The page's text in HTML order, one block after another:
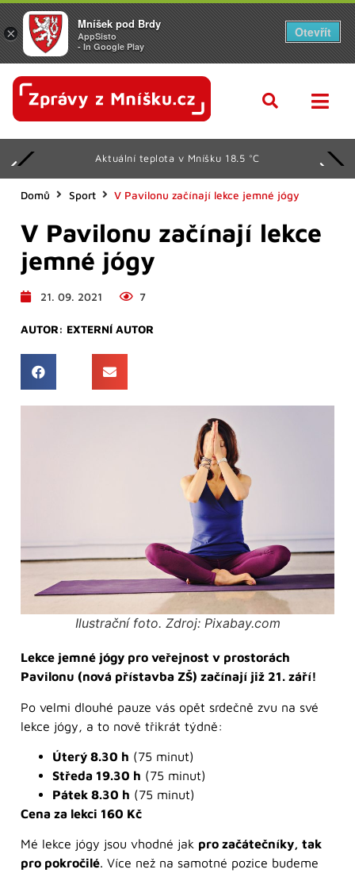
Aktuální teplota v Mníšku 18.5 °C
Domů Sport V Pavilonu začínají lekce jemné jógy
V Pavilonu začínají lekce
jemné jógy
21. 09. 2021 7
AUTOR: EXTERNÍ AUTOR
Ilustrační foto. Zdroj: Pixabay.com
Lekce jemné jógy pro veřejnost v prostorách
Pavilonu (nová přístavba ZŠ) začínají již 21. září!
Po velmi dlouhé pauze vás opět srdečně zvu na své
lekce jógy, a to nově třikrát týdně:
Úterý 8.30 h (75 minut)
Středa 19.30 h (75 minut)
Pátek 8.30 h (75 minut)
Cena za lekci 160 Kč
Mé lekce jógy jsou vhodné jak pro začátečníky, tak
pro pokročilé. Více než na samotné pozice budeme
×
Mníšek pod Brdy
AppSisto
- In Google Play
Otevřít